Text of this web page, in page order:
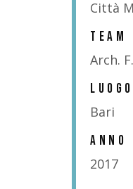
Città
TEAM
Arch.
LUOGO
Bari
ANNO
2017